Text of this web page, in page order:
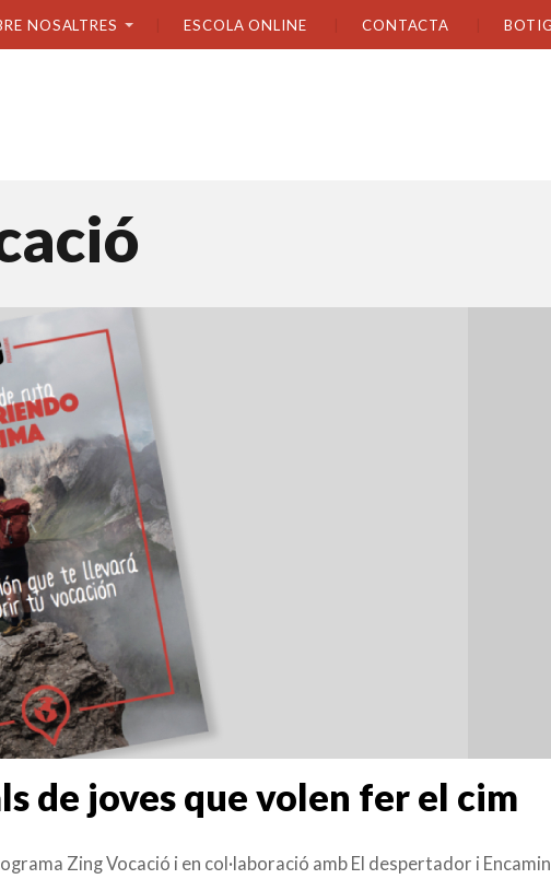
NOSALTRES ESCOLA ONLINE CONTACTA
de joves que volen fer el cim
Zing Vocació i en col·laboració amb El despertador i